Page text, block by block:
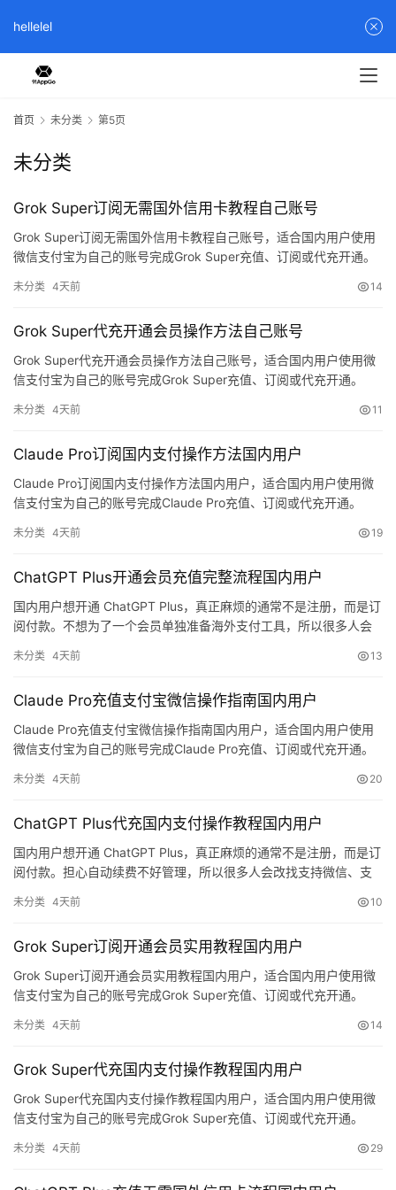
M
a
应
据
管
理
工
W
n
应
用
可
视
化
辑
首页 未分类 第5页
未分类
Grok Super订阅无需国外信用卡教程自己账号
Grok Super订阅无需国外信用卡教程自己账号，适合国内用户使用
微信支付宝为自己的账号完成Grok Super充值、订阅或代充开通。
未分类 4天前 14
Grok Super代充开通会员操作方法自己账号
Grok Super代充开通会员操作方法自己账号，适合国内用户使用微
信支付宝为自己的账号完成Grok Super充值、订阅或代充开通。
未分类 4天前 11
Claude Pro订阅国内支付操作方法国内用户
Claude Pro订阅国内支付操作方法国内用户，适合国内用户使用微
信支付宝为自己的账号完成Claude Pro充值、订阅或代充开通。
未分类 4天前 19
ChatGPT Plus开通会员充值完整流程国内用户
国内用户想开通 ChatGPT Plus，真正麻烦的通常不是注册，而是订
阅付款。不想为了一个会员单独准备海外支付工具，所以很多人会
示提纲的跨境团队成员，更稳妥的思路是不要临时切换多个登录账
会员开到自己的原账号里会更省心。
未分类 4天前 13
Claude Pro充值支付宝微信操作指南国内用户
Claude Pro充值支付宝微信操作指南国内用户，适合国内用户使用
微信支付宝为自己的账号完成Claude Pro充值、订阅或代充开通。
未分类 4天前 20
ChatGPT Plus代充国内支付操作教程国内用户
国内用户想开通 ChatGPT Plus，真正麻烦的通常不是注册，而是订
阅付款。担心自动续费不好管理，所以很多人会改找支持微信、支
理，更稳妥的思路是按月观察实际使用频率；出差时不方便研究支
更省心。
未分类 4天前 10
Grok Super订阅开通会员实用教程国内用户
Grok Super订阅开通会员实用教程国内用户，适合国内用户使用微
信支付宝为自己的账号完成Grok Super充值、订阅或代充开通。
未分类 4天前 14
Grok Super代充国内支付操作教程国内用户
Grok Super代充国内支付操作教程国内用户，适合国内用户使用微
信支付宝为自己的账号完成Grok Super充值、订阅或代充开通。
未分类 4天前 29
hellelel